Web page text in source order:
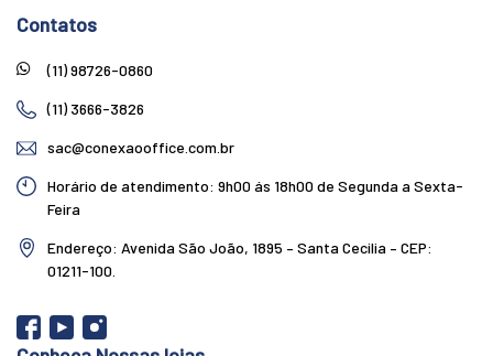
Contatos
(11) 98726-0860
(11) 3666-3826
sac@conexaooffice.com.br
Horário de atendimento: 9h00 ás 18h00 de Segunda a Sexta-
Feira
Endereço: Avenida São João, 1895 – Santa Cecilia – CEP:
01211-100.